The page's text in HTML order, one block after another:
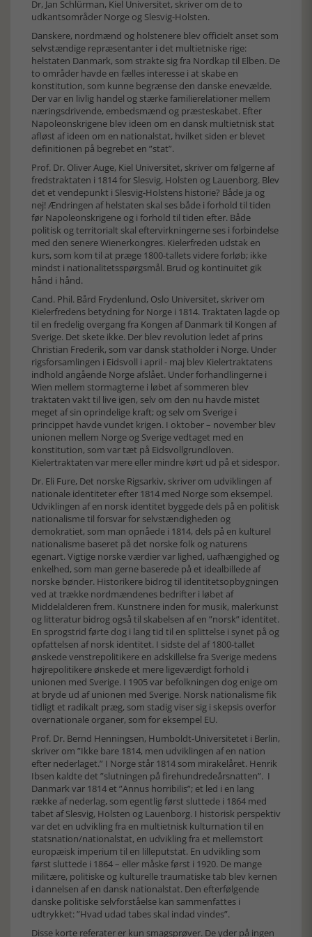
Dr, Jan Schlürman, Kiel Universitet, skriver om de to
udkantsområder Norge og Slesvig-Holsten.
Danskere, nordmænd og holstenere blev officielt anset som
selvstændige repræsentanter i det multietniske rige:
helstaten Danmark, som strakte sig fra Nordkap til Elben. De
to områder havde en fælles interesse i at skabe en
konstitution, som kunne begrænse den danske enevælde.
Der var en livlig handel og stærke familierelationer mellem
næringsdrivende, embedsmænd og præsteskabet. Efter
Napoleonskrigene blev ideen om en dansk multietnisk stat
afløst af ideen om en nationalstat, hvilket siden er blevet
definitionen på begrebet en ”stat”.
Prof. Dr. Oliver Auge, Kiel Universitet, skriver om følgerne af
fredstraktaten i 1814 for Slesvig, Holsten og Lauenborg. Blev
det et vendepunkt i Slesvig-Holstens historie? Både ja og
nej! Ændringen af helstaten skal ses både i forhold til tiden
før Napoleonskrigene og i forhold til tiden efter. Både
politisk og territorialt skal eftervirkningerne ses i forbindelse
med den senere Wienerkongres. Kielerfreden udstak en
kurs, som kom til at præge 1800-tallets videre forløb; ikke
mindst i nationalitetsspørgsmål. Brud og kontinuitet gik
hånd i hånd.
Cand. Phil. Bård Frydenlund, Oslo Universitet, skriver om
Kielerfredens betydning for Norge i 1814. Traktaten lagde op
til en fredelig overgang fra Kongen af Danmark til Kongen af
Sverige. Det skete ikke. Der blev revolution ledet af prins
Christian Frederik, som var dansk statholder i Norge. Under
rigsforsamlingen i Eidsvoll i april - maj blev Kielertraktatens
indhold angående Norge afslået. Under forhandlingerne i
Wien mellem stormagterne i løbet af sommeren blev
traktaten vakt til live igen, selv om den nu havde mistet
meget af sin oprindelige kraft; og selv om Sverige i
princippet havde vundet krigen. I oktober – november blev
unionen mellem Norge og Sverige vedtaget med en
konstitution, som var tæt på Eidsvollgrundloven.
Kielertraktaten var mere eller mindre kørt ud på et sidespor.
Dr. Eli Fure, Det norske Rigsarkiv, skriver om udviklingen af
nationale identiteter efter 1814 med Norge som eksempel.
Udviklingen af en norsk identitet byggede dels på en politisk
nationalisme til forsvar for selvstændigheden og
demokratiet, som man opnåede i 1814, dels på en kulturel
nationalisme baseret på det norske folk og naturens
egenart. Vigtige norske værdier var lighed, uafhængighed og
enkelhed, som man gerne baserede på et idealbillede af
norske bønder. Historikere bidrog til identitetsopbygningen
ved at trække nordmændenes bedrifter i løbet af
Middelalderen frem. Kunstnere inden for musik, malerkunst
og litteratur bidrog også til skabelsen af en ”norsk” identitet.
En sprogstrid førte dog i lang tid til en splittelse i synet på og
opfattelsen af norsk identitet. I sidste del af 1800-tallet
ønskede venstrepolitikere en adskillelse fra Sverige medens
højrepolitikere ønskede et mere ligeværdigt forhold i
unionen med Sverige. I 1905 var befolkningen dog enige om
at bryde ud af unionen med Sverige. Norsk nationalisme fik
tidligt et radikalt præg, som stadig viser sig i skepsis overfor
overnationale organer, som for eksempel EU.
Prof. Dr. Bernd Henningsen, Humboldt-Universitetet i Berlin,
skriver om ”Ikke bare 1814, men udviklingen af en nation
efter nederlaget.” I Norge står 1814 som mirakelåret. Henrik
Ibsen kaldte det ”slutningen på firehundredeårsnatten”. I
Danmark var 1814 et ”Annus horribilis”; et led i en lang
række af nederlag, som egentlig først sluttede i 1864 med
tabet af Slesvig, Holsten og Lauenborg. I historisk perspektiv
var det en udvikling fra en multietnisk kulturnation til en
statsnation/nationalstat, en udvikling fra et mellemstort
europæisk imperium til en lilleputstat. En udvikling som
først sluttede i 1864 – eller måske først i 1920. De mange
militære, politiske og kulturelle traumatiske tab blev kernen
i dannelsen af en dansk nationalstat. Den efterfølgende
danske politiske selvforståelse kan sammenfattes i
udtrykket: ”Hvad udad tabes skal indad vindes”.
Disse korte referater er kun smagsprøver. De yder på ingen